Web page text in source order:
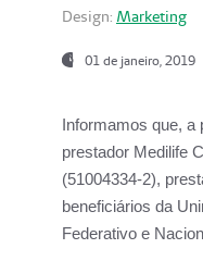
Design: Marketing
01 de janeiro, 2019
Informamos que, a
prestador Medilife
(51004334-2),
beneficiários da
Federativo e